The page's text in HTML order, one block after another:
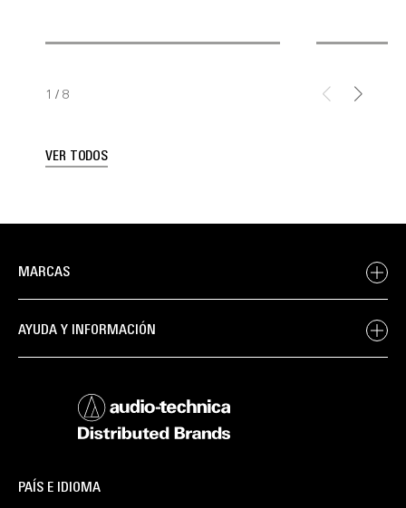
1 / 8
VER TODOS
MARCAS
AYUDA Y INFORMACIÓN
PAÍS E IDIOMA